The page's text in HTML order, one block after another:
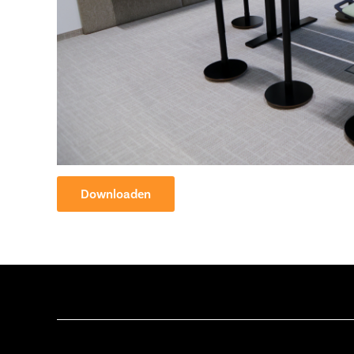
Downloaden